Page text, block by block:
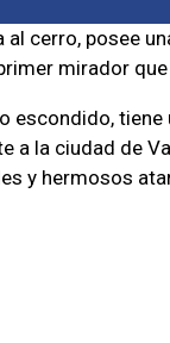
cerro, posee
mirador
escondido,
a la ciudad de
y hermosos